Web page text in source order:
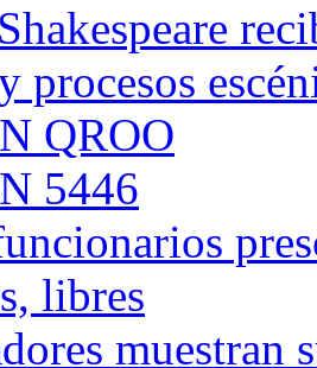
procesos
QROO
5446
libres
muestran